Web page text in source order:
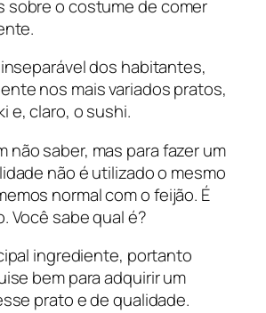
sobre o costume de comer
dos habitantes,
nos mais variados pratos,
e, claro, o sushi.
não saber, mas para fazer um
não é utilizado o mesmo
normal com o feijão. É
Você sabe qual é?
ingrediente, portanto
bem para adquirir um
prato e de qualidade.